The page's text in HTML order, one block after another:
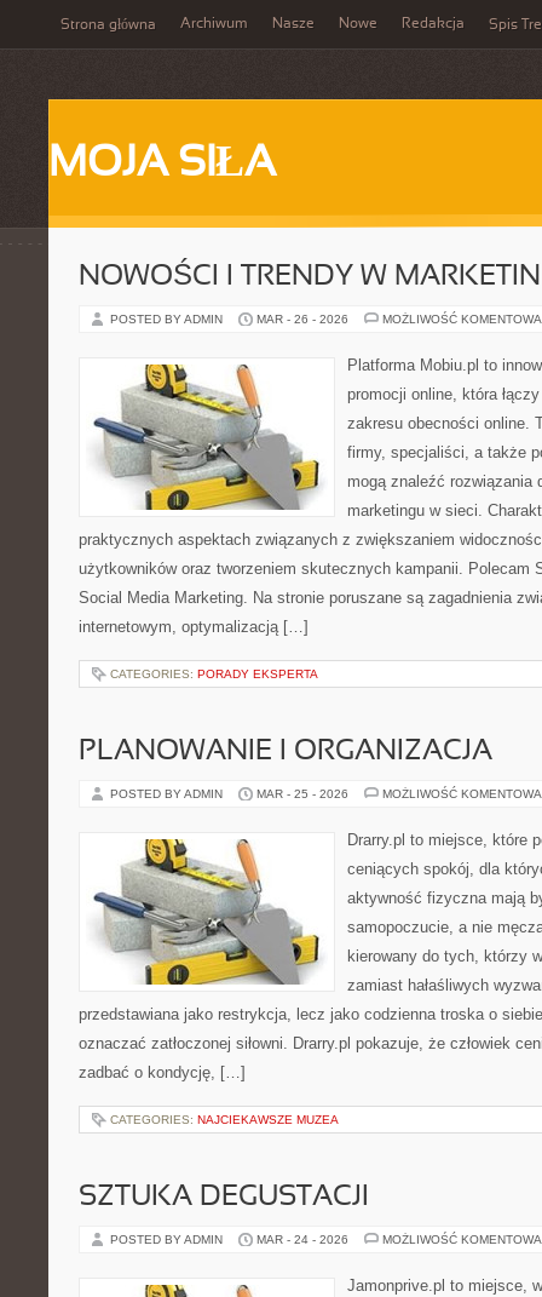
Strona główna Archiwum Nasze Nowe Redakcja Spis
MOJA SIŁA
NOWOŚCI I TRENDY W
POSTED BY ADMIN MAR - 26 - 2026 MOŻLIWOŚĆ
Platforma Mobiu.pl to
promocji online, która
zakresu obecności online.
firmy, specjaliści, a także
mogą znaleźć rozwiązania
marketingu w sieci.
praktycznych aspektach związanych z zwiększaniem
użytkowników oraz tworzeniem skutecznych kampanii. Polecam
Social Media Marketing. Na stronie poruszane są zagadnienia
internetowym, optymalizacją […]
CATEGORIES: PORADY EKSPERTA
PLANOWANIE I ORGANIZACJA
POSTED BY ADMIN MAR - 25 - 2026 MOŻLIWOŚĆ
Drarry.pl to miejsce, które
ceniących spokój, dla
aktywność fizyczna mają
samopoczucie, a nie
kierowany do tych, którzy
zamiast hałaśliwych
przedstawiana jako restrykcja, lecz jako codzienna troska o
oznaczać zatłoczonej siłowni. Drarry.pl pokazuje, że człowiek
zadbać o kondycję, […]
CATEGORIES: NAJCIEKAWSZE MUZEA
SZTUKA DEGUSTACJI
POSTED BY ADMIN MAR - 24 - 2026 MOŻLIWOŚĆ
Jamonprive.pl to miejsce,